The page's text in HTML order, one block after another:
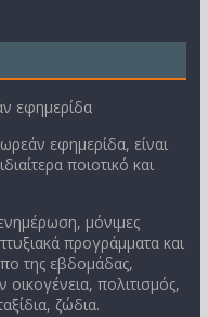
εφημερίδα
εφημερίδα, είναι
ποιοτικό και
μόνιμες
προγράμματα και
της εβδομάδας,
οικογένεια, πολιτισμός,
ζώδια.